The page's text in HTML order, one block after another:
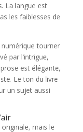
La langue est
les faiblesses de
numérique tourner
par l’intrigue,
est élégante,
Le ton du livre
un sujet aussi
originale, mais le